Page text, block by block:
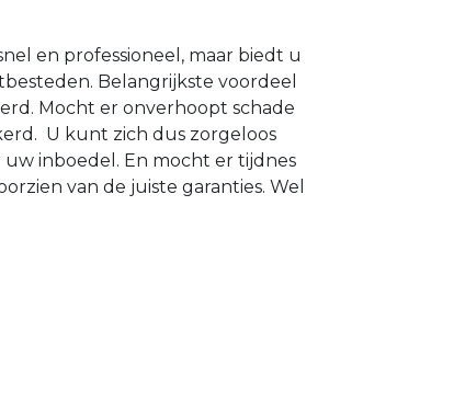
en professioneel, maar biedt u
Belangrijkste voordeel
Mocht er onverhoopt schade
U kunt zich dus zorgeloos
inboedel. En mocht er tijdnes
van de juiste garanties. Wel